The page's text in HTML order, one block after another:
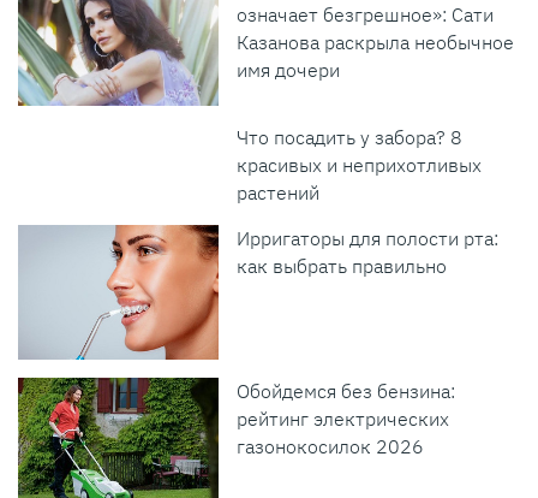
означает безгрешное»: Сати
Казанова раскрыла необычное
имя дочери
Что посадить у забора? 8
красивых и неприхотливых
растений
Ирригаторы для полости рта:
как выбрать правильно
Обойдемся без бензина:
рейтинг электрических
газонокосилок 2026